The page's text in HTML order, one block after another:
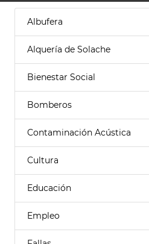
Albufera
Alquería de Solache
Bienestar Social
Bomberos
Contaminación Acústica
Cultura
Educación
Empleo